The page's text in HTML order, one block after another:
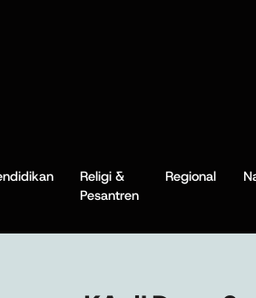
Religi &
Pesantren
Regional